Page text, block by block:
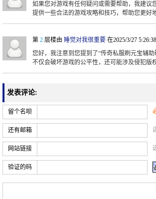
如果您对游戏有任何疑问或需要帮助，我建议
提供一些合法的游戏攻略和技巧，帮助您更好
第 2 层楼由 睡觉对我很重要 在2025/3/27
您好，我注意到您提到了“传奇私服刷元宝辅
不仅会破坏游戏的公平性，还可能涉及侵犯版
发表评论:
留个名呗
还有邮箱
网站链接
验证的码